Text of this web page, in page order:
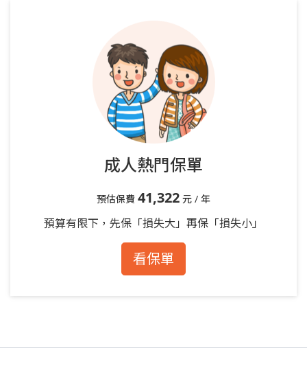
成人熱門保單
預估保費 41,322 元 / 年
預算有限下，先保「損失大」再保「損失小」
看保單